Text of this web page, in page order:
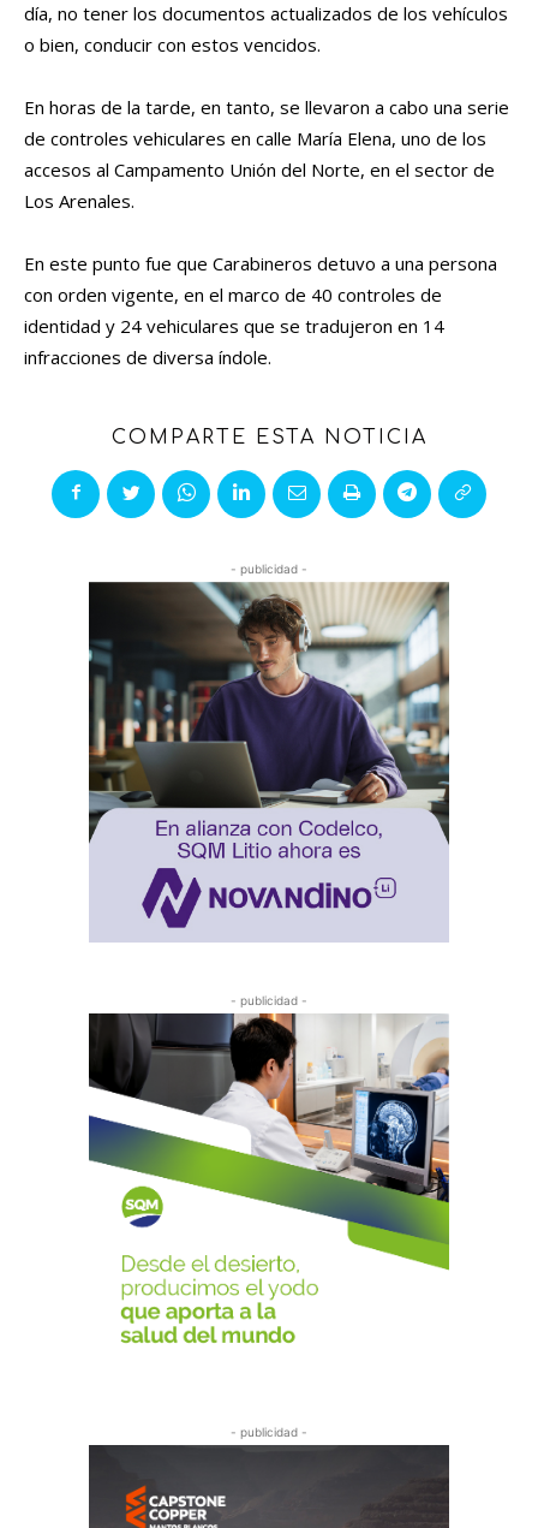
día, no tener los documentos actualizados de los vehículos
o bien, conducir con estos vencidos.
En horas de la tarde, en tanto, se llevaron a cabo una serie
de controles vehiculares en calle María Elena, uno de los
accesos al Campamento Unión del Norte, en el sector de
Los Arenales.
En este punto fue que Carabineros detuvo a una persona
con orden vigente, en el marco de 40 controles de
identidad y 24 vehiculares que se tradujeron en 14
infracciones de diversa índole.
COMPARTE ESTA NOTICIA
- publicidad -
- publicidad -
- publicidad -